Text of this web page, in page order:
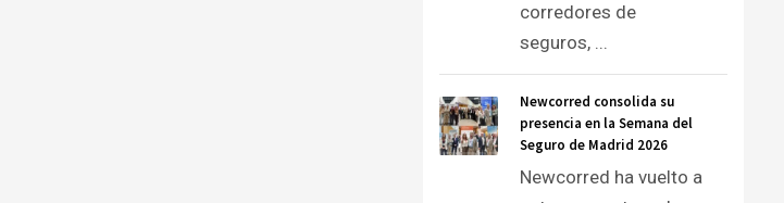
corredores de
seguros, ...
Newcorred consolida su
presencia en la Semana del
Seguro de Madrid 2026
Newcorred ha vuelto a